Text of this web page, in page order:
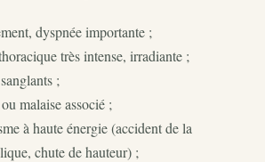
dyspnée importante ;
très intense, irradiante ;
;
malaise associé ;
à haute énergie (accident de la
chute de hauteur) ;